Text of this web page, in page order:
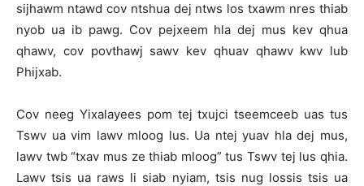
sijhawm ntawd cov ntshua dej ntws los txawm nres thiab
nyob ua ib pawg. Cov pejxeem hla dej mus kev qhua
qhawv, cov povthawj sawv kev qhuav qhawv kwv lub
Phijxab.
Cov neeg Yixalayees pom tej txujci tseemceeb uas tus
Tswv ua vim lawv mloog lus. Ua ntej yuav hla dej mus,
lawv twb “txav mus ze thiab mloog” tus Tswv tej lus qhia.
Lawv tsis ua raws li siab nyiam, tsis nug lossis tsis ua